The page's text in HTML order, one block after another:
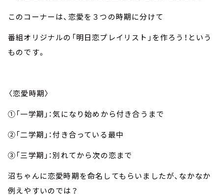
このコーナーは、恋愛を３つの時期に分けて
番組オリジナルの「明日恋プレイリスト」を作ろう！という
ものです。
〈恋愛時期〉
①「一学期」：気になり始めから付き合うまで
②「二学期」：付き合っている最中
③「三学期」：別れてから次の恋まで
沼ちゃんに恋愛時期を命名してもらいましたが、なかなか
例えやすいのでは？